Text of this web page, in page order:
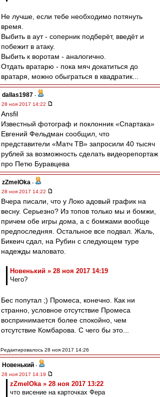
Не лучше, если тебе необходимо потянуть
время.
Выбить в аут - соперник подберёт, введёт и
побежит в атаку.
Выбить к воротам - аналогично.
Отдать вратарю - пока мяч докатиться до
вратаря, можно обыграться в квадратик...
dallas1987 -
28 ноя 2017 14:22
Ansfil
Известный фотограф и поклонник «Спартака»
Евгений Фельдман сообщил, что
представители «Матч ТВ» запросили 40 тысяч
рублей за возможность сделать видеорепортаж
про Петю Буравцева
zZmeIOka -
28 ноя 2017 14:22
Вчера писали, что у Локо адовый график на
весну. Серьезно? Из топов только мы и бомжи,
причем обе игры дома, а с бомжами вообще
предпоследняя. Остальное все подвал. Жаль,
Бикеич сдал, на Рубин с следующем туре
надежды маловато.
Новенький » 28 ноя 2017 14:19
Чего?
Бес попутал ;) Промеса, конечно. Как ни
странно, условное отсутствие Промеса
воспринимается более спокойно, чем
отсутствие Комбарова. С чего бы это...
Редактировалось 28 ноя 2017 14:26
Новенький -
28 ноя 2017 14:19
zZmeIOka » 28 ноя 2017 13:22
что висение на карточках Фера